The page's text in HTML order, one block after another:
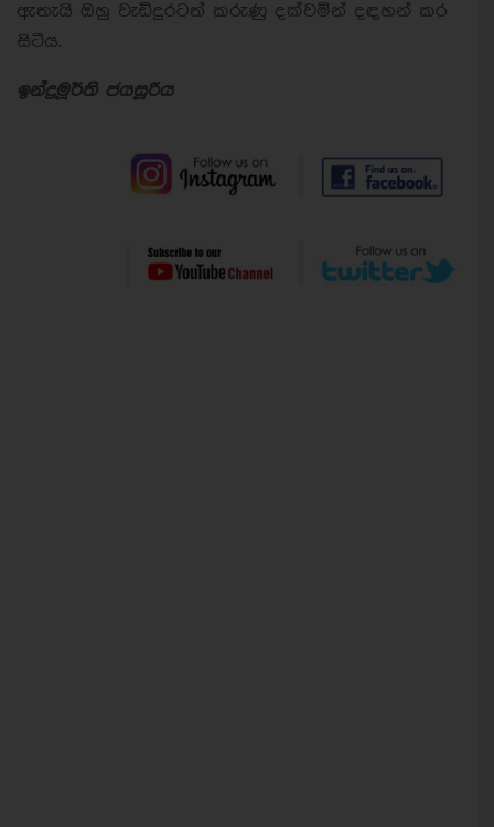
ඇතැයි ඔහු වැඩිදුරටත් කරුණු දක්වමින් දඳහන් කර
සිටීය.
ඉන්ද්‍රමූර්ති ජයසූරිය